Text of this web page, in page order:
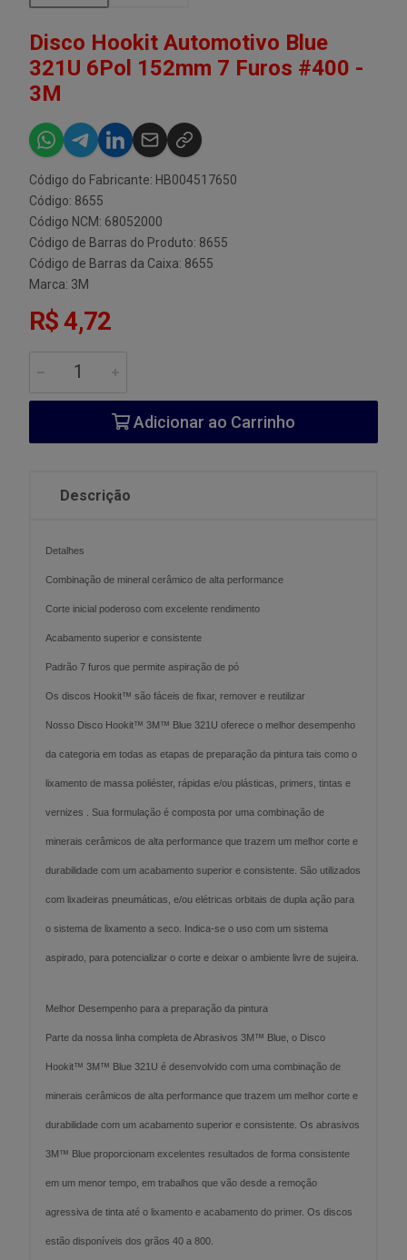
Disco Hookit Automotivo Blue
321U 6Pol 152mm 7 Furos #400 -
3M
Código do Fabricante: HB004517650
Código: 8655
Código NCM: 68052000
Código de Barras do Produto: 8655
Código de Barras da Caixa: 8655
Marca: 3M
R$ 4,72
Adicionar ao Carrinho
Descrição
Detalhes
Combinação de mineral cerâmico de alta performance
Corte inicial poderoso com excelente rendimento
Acabamento superior e consistente
Padrão 7 furos que permite aspiração de pó
Os discos Hookit™ são fáceis de fixar, remover e reutilizar
Nosso Disco Hookit™ 3M™ Blue 321U oferece o melhor desempenho
da categoria em todas as etapas de preparação da pintura tais como o
lixamento de massa poliéster, rápidas e/ou plásticas, primers, tintas e
vernizes . Sua formulação é composta por uma combinação de
minerais cerâmicos de alta performance que trazem um melhor corte e
durabilidade com um acabamento superior e consistente. São utilizados
com lixadeiras pneumáticas, e/ou elétricas orbitais de dupla ação para
o sistema de lixamento a seco. Indica-se o uso com um sistema
aspirado, para potencializar o corte e deixar o ambiente livre de sujeira.
Melhor Desempenho para a preparação da pintura
Parte da nossa linha completa de Abrasivos 3M™ Blue, o Disco
Hookit™ 3M™ Blue 321U é desenvolvido com uma combinação de
minerais cerâmicos de alta performance que trazem um melhor corte e
durabilidade com um acabamento superior e consistente. Os abrasivos
3M™ Blue proporcionam excelentes resultados de forma consistente
em um menor tempo, em trabalhos que vão desde a remoção
agressiva de tinta até o lixamento e acabamento do primer. Os discos
estão disponíveis dos grãos 40 a 800.